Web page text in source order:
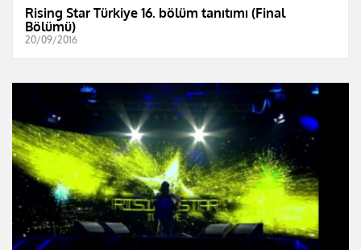
Rising Star Türkiye 16. bölüm tanıtımı (Final
Bölümü)
20/09/2016